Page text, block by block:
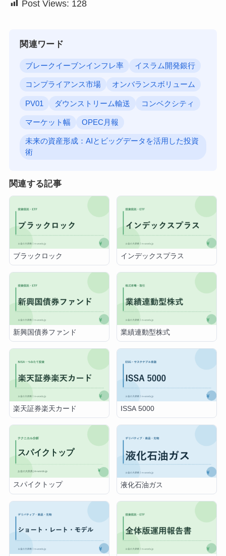
Post Views: 128
関連ワード
ブレークイーブンインフレ率 イスラム開発銀行
コンプライアンス市場 オンバランスボリューム
PV01 ダウンストリーム輸送 コンベクシティ
マーケット幅 OPEC月報
未来の資産形成：AIとビッグデータを活用した投資
術
関連する記事
ブラックロック インデックスプラス
新興国債券ファンド 業績連動型株式
楽天証券楽天カード ISSA 5000
スパイクトップ 液化石油ガス